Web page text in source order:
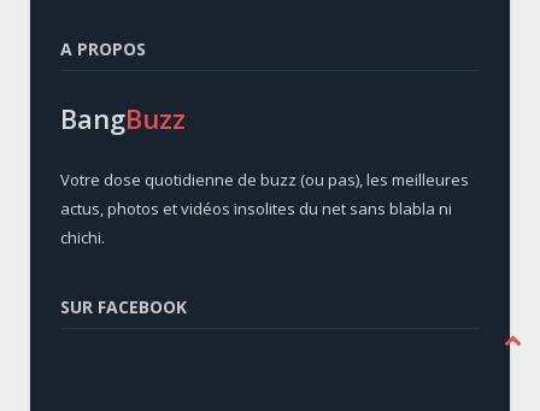
A PROPOS
BangBuzz
Votre dose quotidienne de buzz (ou pas), les meilleures
actus, photos et vidéos insolites du net sans blabla ni
chichi.
SUR FACEBOOK